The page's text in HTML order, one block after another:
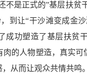
不是正式的”基层扶贫
到让“干沙滩变成金
成功塑造了基层扶贫
的人物塑造，真实
从而让观众共情共鸣。